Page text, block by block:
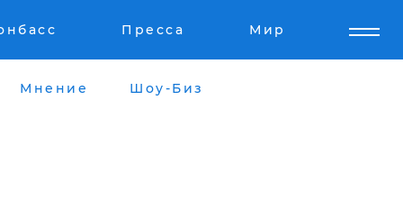
Пресса Мир
Мнение Шоу-Биз